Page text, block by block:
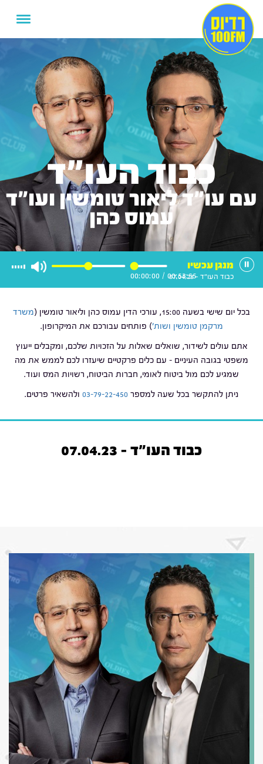
כבוד העו"ד
עם עו"ד ליאור טומשין ועו"ד
עמוס כהן
00:53:55
/
00:00:00
מנגן עכשיו
כבוד העו"ד - 07.04.23
בכל יום שישי בשעה 15:00, עורכי הדין עמוס כהן וליאור טומשין (
משרד
מרקמן טומשין ושות') פותחים עבורכם את המיקרופון.
אתם עולים לשידור, שואלים שאלות על הזכויות שלכם, ומקבלים ייעוץ
משפטי בגובה העיניים – עם כלים פרקטיים שיעזרו לכם לממש את מה
שמגיע לכם מול ביטוח לאומי, חברות הביטוח, רשויות המס ועוד.
ניתן להתקשר בכל שעה למספר 03-79-22-450 ולהשאיר פרטים.
כבוד העו"ד - 07.04.23